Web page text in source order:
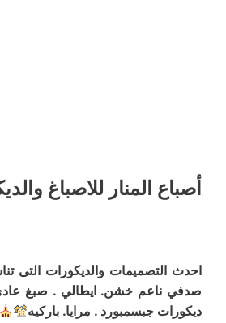
أصباع المنار للاصباغ
احدث التصميمات والديكورات التى
صدفي ناعم خشن. ايطالي . صبغ
ديكورات جبسمبورد . مرايا. باركيه